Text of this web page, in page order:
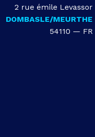
2 rue émile Levassor
DOMBASLE/MEURTHE
54110 — FR